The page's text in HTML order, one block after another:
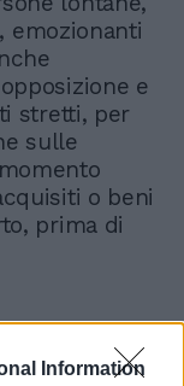
Information
emozionanti
e
stretti, per
sulle
o beni
prima di